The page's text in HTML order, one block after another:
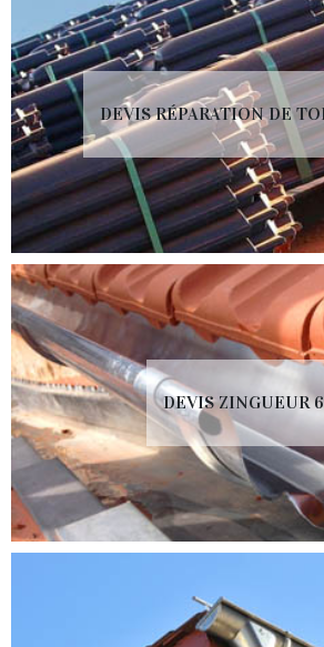
DEVIS RÉPARATION DE
DEVIS ZINGUEUR